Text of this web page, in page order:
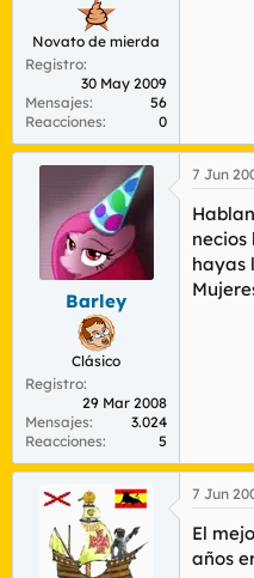
l
t
m
a
i
Novato de mierda
Registro
30 May 2009
Mensajes
56
Reacciones
0
Barley
Clásico
Registro
29 Mar 2008
Mensajes
3.024
Reacciones
5
7 Jun
necios
hayas
7 Jun
El
años